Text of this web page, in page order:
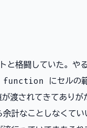
格闘していた。や
にセルの範
渡されてきてあり
計なことしなくて